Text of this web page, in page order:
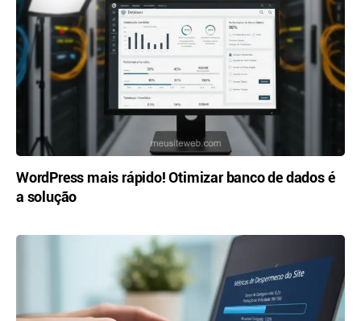
WordPress mais rápido! Otimizar banco de dados é
a solução